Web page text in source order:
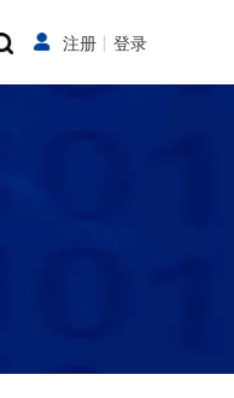
注册 登录